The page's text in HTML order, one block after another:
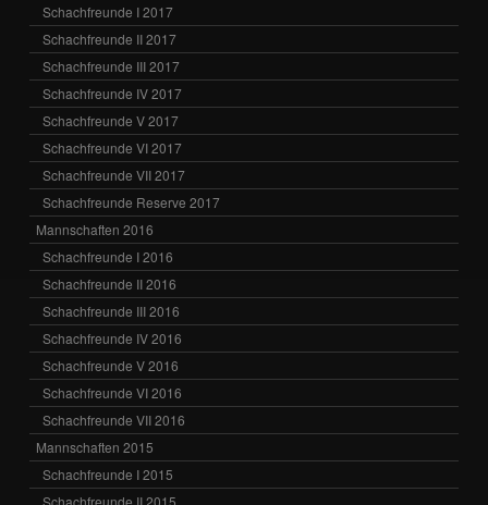
Schachfreunde I 2017
Schachfreunde II 2017
Schachfreunde III 2017
Schachfreunde IV 2017
Schachfreunde V 2017
Schachfreunde VI 2017
Schachfreunde VII 2017
Schachfreunde Reserve 2017
Mannschaften 2016
Schachfreunde I 2016
Schachfreunde II 2016
Schachfreunde III 2016
Schachfreunde IV 2016
Schachfreunde V 2016
Schachfreunde VI 2016
Schachfreunde VII 2016
Mannschaften 2015
Schachfreunde I 2015
Schachfreunde II 2015